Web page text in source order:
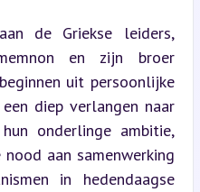
de Griekse leiders,
en zijn broer
uit persoonlijke
diep verlangen naar
onderlinge ambitie,
aan samenwerking
in hedendaagse